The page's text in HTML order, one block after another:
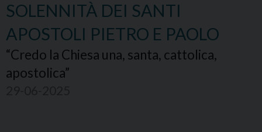
SOLENNITÀ DEI SANTI
APOSTOLI PIETRO E PAOLO
“Credo la Chiesa una, santa, cattolica,
apostolica”